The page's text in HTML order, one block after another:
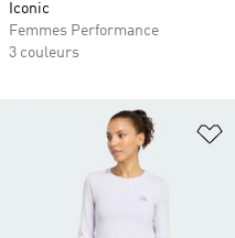
Iconic
Femmes Performance
3 couleurs